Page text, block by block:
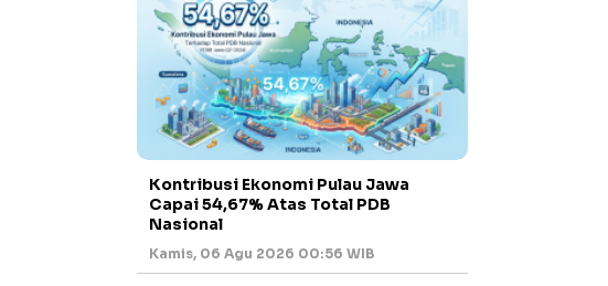
Kontribusi Ekonomi Pulau Jawa
Capai 54,67% Atas Total PDB
Nasional
Kamis, 06 Agu 2026 00:56 WIB